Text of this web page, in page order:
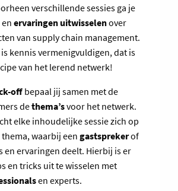
verschillende sessies ga je
en ervaringen uitwisselenover
van supply chain management.
kennis vermenigvuldigen, dat is
van het lerend netwerk!
offbepaal jij samen met de
dethema’svoor het netwerk.
elke inhoudelijke sessie zich op
waarbij een gastsprekerof
en ervaringen deelt. Hierbij is er
en tricks uit te wisselen met
en experts.